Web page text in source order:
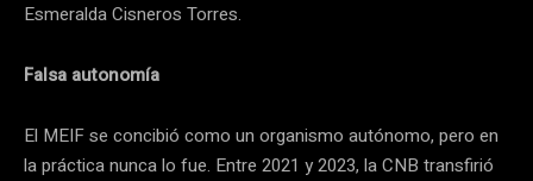
Esmeralda Cisneros Torres.
Falsa autonomía
El MEIF se concibió como un organismo autónomo, pero en
la práctica nunca lo fue. Entre 2021 y 2023, la CNB transfirió